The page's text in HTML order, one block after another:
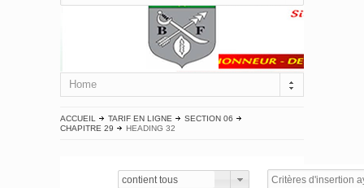
Home
ACCUEIL TARIF EN LIGNE
SECTION 06
CHAPITRE 29
HEADING 32
contient tous